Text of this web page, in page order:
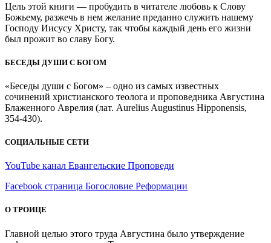
Цель этой книги — пробудить в читателе любовь к Слову
Божьему, разжечь в нем желание преданно служить нашему
Господу Иисусу Христу, так чтобы каждый день его жизни
был прожит во славу Богу.
БЕСЕДЫ ДУШИ С БОГОМ
«Беседы души с Богом» – одно из самых известных
сочинений христианского теолога и проповедника Августина
Блаженного Аврелия (лат. Aurelius Augustinus Hipponensis,
354-430).
СОЦИАЛЬНЫЕ СЕТИ
YouTube канал Евангельские Проповеди
Facebook страница Богословие Реформации
О ТРОИЦЕ
Главной целью этого труда Августина было утверждение